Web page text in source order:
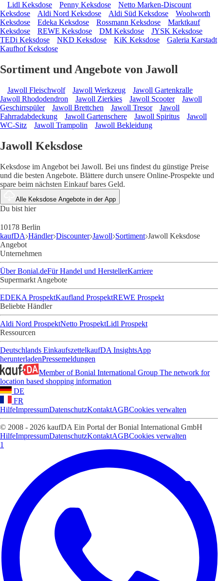
Lidl Keksdose Penny Keksdose
Netto Marken-Discount
Keksdose
Aldi Nord Keksdose Aldi Süd Keksdose
Woolworth
Keksdose
Edeka Keksdose Rossmann Keksdose
Marktkauf
Keksdose
REWE Keksdose DM Keksdose
JYSK Keksdose
TEDi Keksdose
NKD Keksdose KiK Keksdose
Galeria Karstadt
Kaufhof Keksdose
Sortiment und Angebote von Jawoll
Jawoll Fleischwolf Jawoll Werkzeug
Jawoll Gartenkralle
Jawoll Rhododendron
Jawoll Zierkies Jawoll Scooter
Jawoll
Geschirrspüler
Jawoll Brettchen Jawoll Tresor
Jawoll
Fahrradabdeckung
Jawoll Gartenschere Jawoll Spiritus
Jawoll
WC-Sitz
Jawoll Trampolin Jawoll Bekleidung
Jawoll Keksdose
Keksdose im Angebot bei Jawoll. Bei uns findest du günstige Preise
und die besten Angebote. Blättere durch unsere Online-Prospekte und
spare beim nächsten Einkauf bares Geld.
Alle Keksdose Angebote in der App
Du bist hier
10178 Berlin
kaufDA Händler Discounter Jawoll Sortiment Jawoll Keksdose
Angebot
Unternehmen
Über Bonial.deFür Handel und HerstellerKarriere
Supermarkt Angebote
EDEKA ProspektKaufland ProspektREWE Prospekt
Beliebte Händler
Aldi Nord ProspektNetto ProspektLidl Prospekt
Ressourcen
Deutschlands EinkaufszettelkaufDA InsightsApp
herunterladenPressemeldungen
Member of Bonial International Group The network for
location based shopping information
DE
FR
HilfeImpressumDatenschutzKontaktAGBCookies verwalten
© 2008 - 2026 kaufDA Ein Portal der Bonial International GmbH
HilfeImpressumDatenschutzKontaktAGBCookies verwalten
1